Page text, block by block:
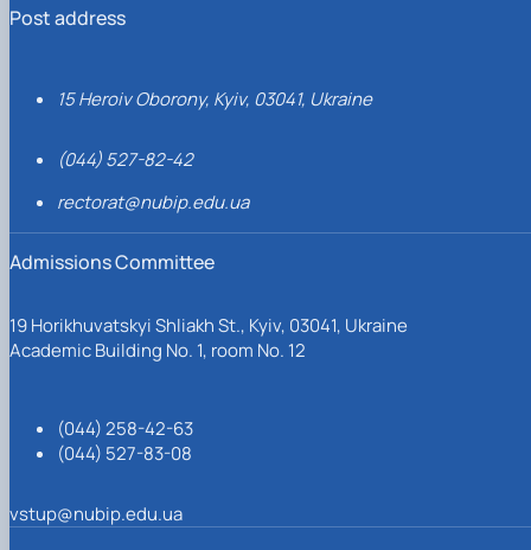
Post address
15 Heroiv Oborony, Kyiv, 03041, Ukraine
(044) 527-82-42
rectorat@nubip.edu.ua
Admissions Committee
19 Horikhuvatskyi Shliakh St., Kyiv, 03041, Ukraine
Academic Building No. 1, room No. 12
(044) 258-42-63
(044) 527-83-08
vstup@nubip.edu.ua